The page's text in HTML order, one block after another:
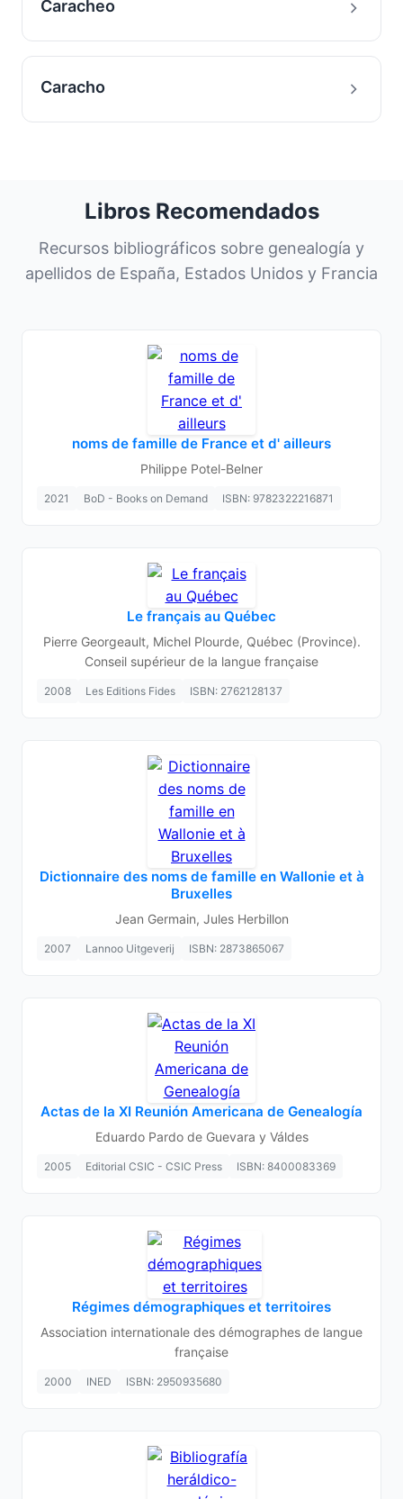
Caracheo
Caracho
Libros Recomendados
Recursos bibliográficos sobre genealogía y
apellidos de España, Estados Unidos y Francia
noms de famille de France et d' ailleurs
Philippe Potel-Belner
2021 BoD - Books on Demand ISBN: 9782322216871
Le français au Québec
Pierre Georgeault, Michel Plourde, Québec (Province).
Conseil supérieur de la langue française
2008 Les Editions Fides ISBN: 2762128137
Dictionnaire des noms de famille en Wallonie et à
Bruxelles
Jean Germain, Jules Herbillon
2007 Lannoo Uitgeverij ISBN: 2873865067
Actas de la XI Reunión Americana de Genealogía
Eduardo Pardo de Guevara y Váldes
2005 Editorial CSIC - CSIC Press ISBN: 8400083369
Régimes démographiques et territoires
Association internationale des démographes de langue
française
2000 INED ISBN: 2950935680